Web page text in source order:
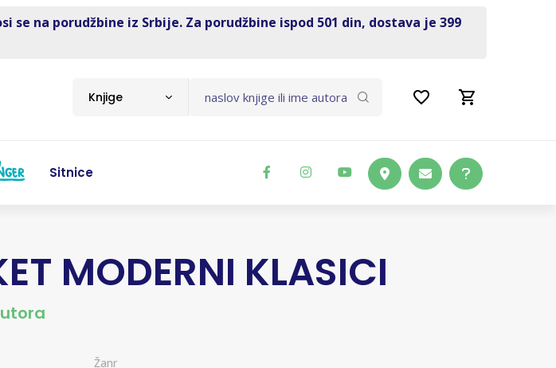
se na porudžbine iz Srbije. Za porudžbine ispod 501 din, dostava je 399
Knjige
Sitnice
MODERNI KLASICI
Žanr